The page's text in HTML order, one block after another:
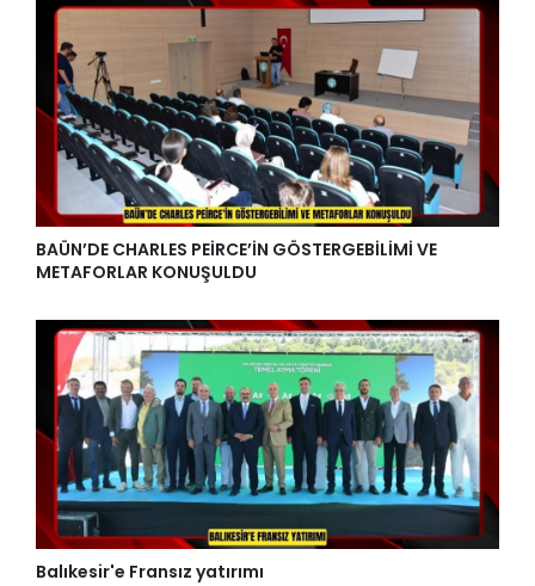
BAÜN’DE CHARLES PEİRCE’İN GÖSTERGEBİLİMİ VE
METAFORLAR KONUŞULDU
Balıkesir'e Fransız yatırımı